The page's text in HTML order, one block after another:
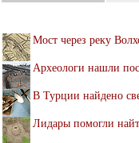
Мост через реку
Археологи нашли
В Турции найдено
Лидары помогли